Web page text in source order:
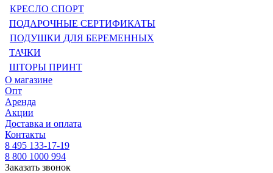
КРЕСЛО СПОРТ
ПОДАРОЧНЫЕ СЕРТИФИКАТЫ
ПОДУШКИ ДЛЯ БЕРЕМЕННЫХ
ТАЧКИ
ШТОРЫ ПРИНТ
О магазине
Опт
Аренда
Акции
Доставка и оплата
Контакты
8 495 133-17-19
8 800 1000 994
Заказать звонок